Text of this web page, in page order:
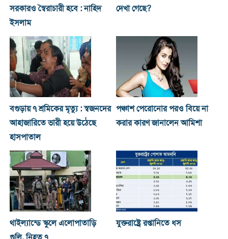
সরকারও স্বৈরাচারী হবে : নাহিদ
ইসলাম
দেখা গেছে?
বগুড়ায় ৭ শ্রমিকের মৃত্যু : স্বজনদের
আহাজারিতে ভারী হয়ে উঠেছে
হাসপাতাল
পঞ্চাশ পেরোনোর পরও বিয়ে না
করার কারণ জানালেন আমিশা
থাইল্যান্ডে স্কুলে এলোপাতাড়ি
যুক্তরাষ্ট্রে রপ্তানিতে ধস